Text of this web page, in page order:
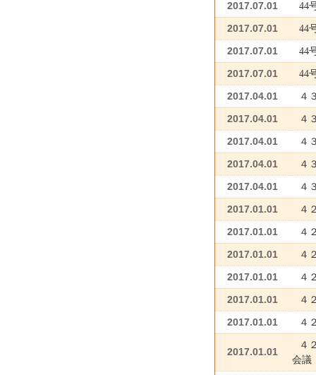
2017.07.01 44
2017.07.01 44
2017.07.01 44
2017.07.01 44
2017.04.01 ４
2017.04.01 ４
2017.04.01 ４
2017.04.01 ４
2017.04.01 ４
2017.01.01 ４
2017.01.01 ４
2017.01.01 ４
2017.01.01 ４
2017.01.01 ４
2017.01.01 ４
2017.01.01
４
会議